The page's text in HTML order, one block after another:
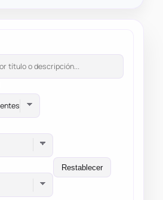
Restablecer